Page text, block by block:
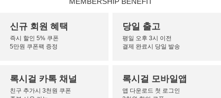
신규 회원 혜택
즉시 할인 5% 쿠폰
5만원 쿠폰팩 증정
당일 출고
평일 오후 3시 이전
결제 완료시 당일 발송
록시걸 카톡 채널
친구 추가시 3천원 쿠폰
록시걸 모바일앱
앱 다운로드 첫 로그인